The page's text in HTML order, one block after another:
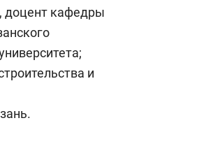
доцент кафедры
и